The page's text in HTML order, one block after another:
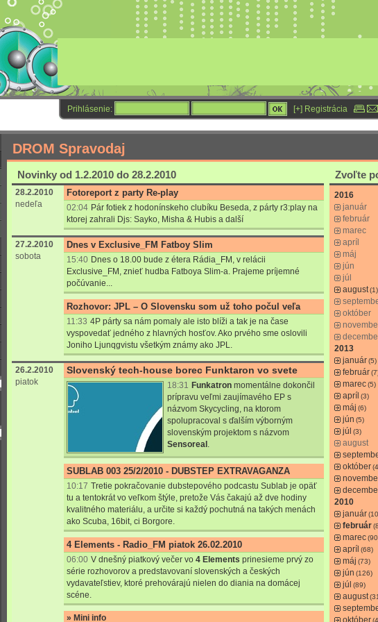
Prihlásenie: [+] Registrácia
DROM Spravodaj
Novinky od 1.2.2010 do 28.2.2010
28.2.2010
nedeľa
Fotoreport z party Re-play
02:04 Pár fotiek z hodonínskeho clubíku Beseda, z párty r3:play na
ktorej zahrali Djs: Sayko, Misha & Hubis a další
27.2.2010
sobota
Dnes v Exclusive_FM Fatboy Slim
15:40 Dnes o 18.00 bude z étera Rádia_FM, v relácii
Exclusive_FM, znieť hudba Fatboya Slim-a. Prajeme príjemné
počúvanie...
Rozhovor: JPL – O Slovensku som už toho počul veľa
11:33 4P párty sa nám pomaly ale isto blíži a tak je na čase
vyspovedať jedného z hlavných hosťov. Ako prvého sme oslovili
Joniho Ljunqgvistu všetkým známy ako JPL.
26.2.2010
piatok
Slovenský tech-house borec Funktaron vo svete
18:31 Funkatron momentálne dokončil
prípravu veľmi zaujímavého EP s
názvom Skycycling, na ktorom
spolupracoval s ďalším výborným
slovenským projektom s názvom
Sensoreal .
SUBLAB 003 25/2/2010 - DUBSTEP EXTRAVAGANZA
10:17 Tretie pokračovanie dubstepového podcastu Sublab je opäť
tu a tentokrát vo veľkom štýle, pretože Vás čakajú až dve hodiny
kvalitného materiálu, a určite si každý pochutná na takých menách
ako Scuba, 16bit, ci Borgore.
4 Elements - Radio_FM piatok 26.02.2010
06:00 V dnešný piatkový večer vo 4 Elements prinesieme prvý zo
série rozhovorov a predstavovaní slovenských a českých
vydavateľstiev, ktoré prehovárajú nielen do diania na domácej
scéne.
» Mini info
Zvoľte
2016
január
február
marec
apríl
máj
jún
júl
august(1)
október
2013
január(5)
február
marec(5)
apríl (3)
máj (6)
jún (5)
júl (3)
august
október
2010
január
február
marec
apríl (68)
máj (73)
jún (126)
júl (89)
august
október